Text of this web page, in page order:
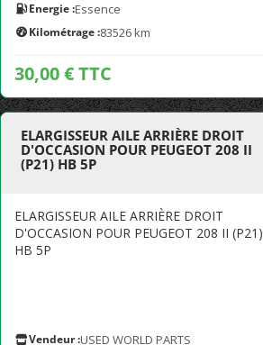
Energie :Essence
Kilométrage :83526 km
30,00 € TTC
ELARGISSEUR AILE ARRIÈRE DROIT
D'OCCASION POUR PEUGEOT 208 II
(P21) HB 5P
ELARGISSEUR AILE ARRIÈRE DROIT
D'OCCASION POUR PEUGEOT 208 II (P21)
HB 5P
Vendeur :USED WORLD PARTS